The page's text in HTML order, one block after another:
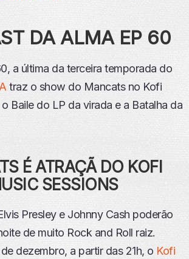
DA ALMA EP 60
a última da terceira temporada do
traz o show do Mancats no Kofi
Baile do LP da virada e a Batalha da
É ATRAÇÃ DO KOFI
SESSIONS
Presley e Johnny Cash poderão
de muito Rock and Roll raiz.
dezembro, a partir das 21h, o Kofi